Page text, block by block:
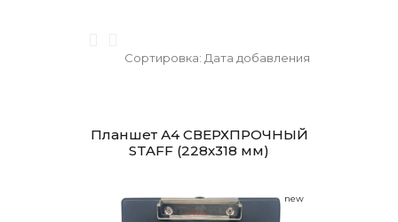
Сортировка: Дата добавления
Планшет А4 СВЕРХПРОЧНЫЙ
STAFF (228х318 мм)
new